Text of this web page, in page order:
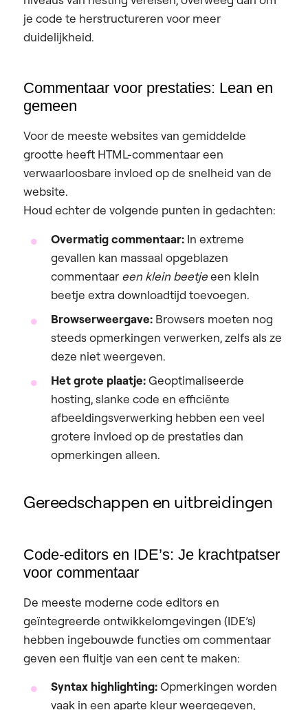
je code te herstructureren voor meer
duidelijkheid.
Commentaar voor prestaties: Lean en
gemeen
Voor de meeste websites van gemiddelde
grootte heeft HTML-commentaar een
verwaarloosbare invloed op de snelheid van de
website.
Houd echter de volgende punten in gedachten:
Overmatig commentaar: In extreme
gevallen kan massaal opgeblazen
commentaar een klein beetjeeen klein
beetje extra downloadtijd toevoegen.
Browserweergave: Browsers moeten nog
steeds opmerkingen verwerken, zelfs als ze
deze niet weergeven.
Het grote plaatje:Geoptimaliseerde
hosting, slanke code en efficiënte
afbeeldingsverwerking hebben een veel
grotere invloed op de prestaties dan
opmerkingen alleen.
Gereedschappen en uitbreidingen
Code-editors en IDE’s: Je krachtpatser
voor commentaar
De meeste moderne code editors en
geïntegreerde ontwikkelomgevingen (IDE’s)
hebben ingebouwde functies om commentaar
geven een fluitje van een cent te maken:
Syntax highlighting:Opmerkingen worden
vaak in een aparte kleur weergegeven,